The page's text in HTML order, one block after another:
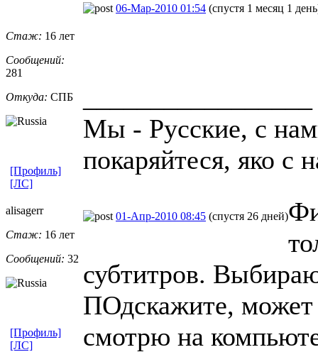
Стаж: 16 лет
Сообщений:
281
Откуда: СПБ
06-Мар-2010 01:54 (спустя 1 месяц 1
Мы - Русские, с
покаряйтеся, яко с
[Профиль]
[ЛС]
alisagerr
Стаж: 16 лет
Сообщений: 32
01-Апр-2010 08:45 (спустя 26 дней)
субтитров.
ПОдскажите, может
смотрю на
[Профиль]
[ЛС]